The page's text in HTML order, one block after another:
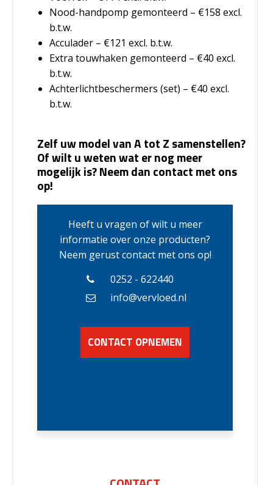
Nood-handpomp gemonteerd – €158 excl.
b.t.w.
Acculader – €121 excl. b.t.w.
Extra touwhaken gemonteerd – €40 excl.
b.t.w.
Achterlichtbeschermers (set) – €40 excl.
b.t.w.
Zelf uw model van A tot Z samenstellen?
Of wilt u weten wat er nog meer
mogelijk is? Neem dan contact met ons
op!
Heeft u vragen of wilt u meer
informatie over onze producten?
Neem gerust contact met ons op!
0252 - 622440
info@vervloed.nl
CONTACT OPNEMEN